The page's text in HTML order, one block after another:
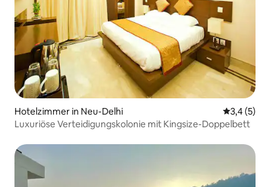
Hotelzimmer in Neu-Delhi
3,4 (5)
Luxuriöse Verteidigungskolonie mit Kingsize-Doppelbett